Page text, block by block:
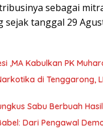
sebagai
tanggal 29
,MA Kabulkan PK
di Tenggarong,
Sabu Berbuah
Dari Pengawal